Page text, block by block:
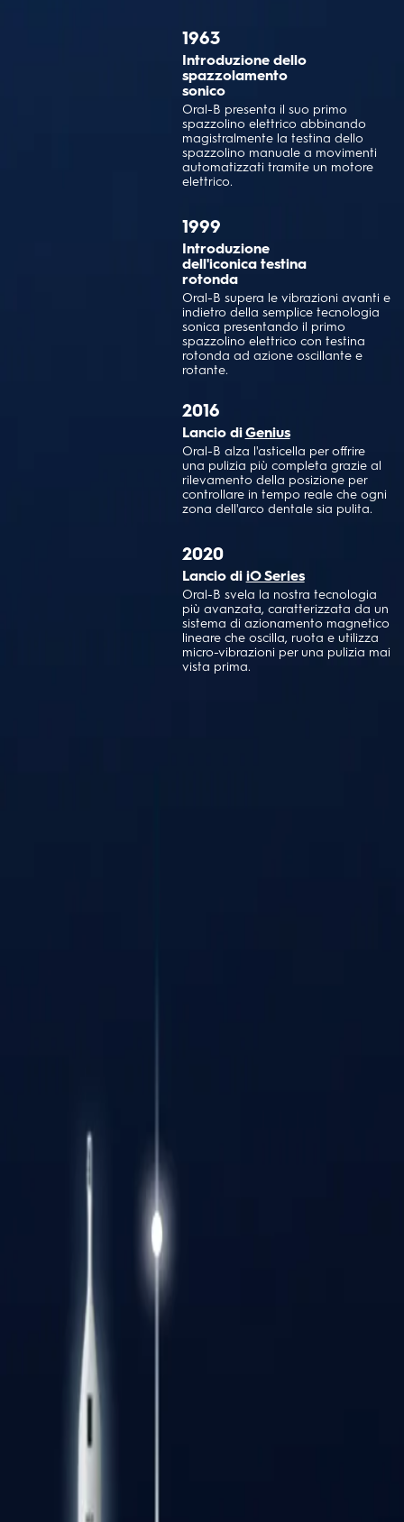
1963
Introduzione dello
spazzolamento
sonico
Oral-B presenta il suo primo
spazzolino elettrico abbinando
magistralmente la testina dello
spazzolino manuale a movimenti
automatizzati tramite un motore
elettrico.
1999
Introduzione
dell'iconica testina
rotonda
Oral-B supera le vibrazioni avanti e
indietro della semplice tecnologia
sonica presentando il primo
spazzolino elettrico con testina
rotonda ad azione oscillante e
rotante.
2016
Lancio diGenius
Oral-B alza l'asticella per offrire
una pulizia più completa grazie al
rilevamento della posizione per
controllare in tempo reale che ogni
zona dell'arco dentale sia pulita.
2020
Lancio di iO Series
Oral-B svela la nostra tecnologia
più avanzata, caratterizzata da un
sistema di azionamento magnetico
lineare che oscilla, ruota e utilizza
micro-vibrazioni per una pulizia mai
vista prima.